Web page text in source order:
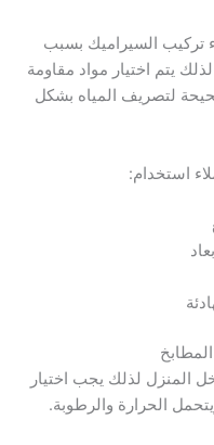
تركيب السيراميك بسبب
يتم اختيار مواد مقاومة
لتصريف المياه بشكل
استخدام:
المنزل لذلك يجب اختيار
الحرارة والرطوبة.